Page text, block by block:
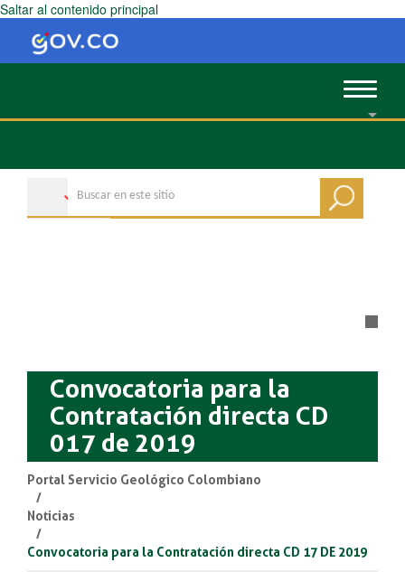
Saltar al contenido principal
Toggle
Convocatoria para la
Contratación directa CD
017 de 2019
Portal Servicio Geológico Colombiano
Noticias
Convocatoria para la Contratación directa CD 17 DE 2019